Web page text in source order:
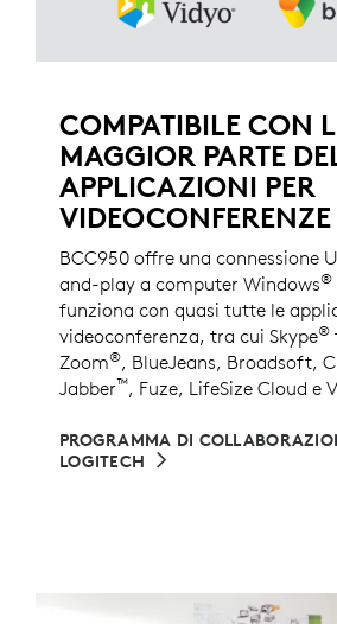
COMPATIBILE CON
MAGGIOR PARTE
APPLICAZIONI PER
VIDEOCONFERENZE
BCC950 offre una connessione
and-play a computer Windows®
funziona con quasi tutte le
videoconferenza, tra cui Skype®
Zoom®, BlueJeans, Broadsoft,
Jabber™, Fuze, LifeSize Cloud e
PROGRAMMA DI
LOGITECH